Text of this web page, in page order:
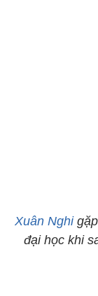
Xuân Nghigặp
đại học khi